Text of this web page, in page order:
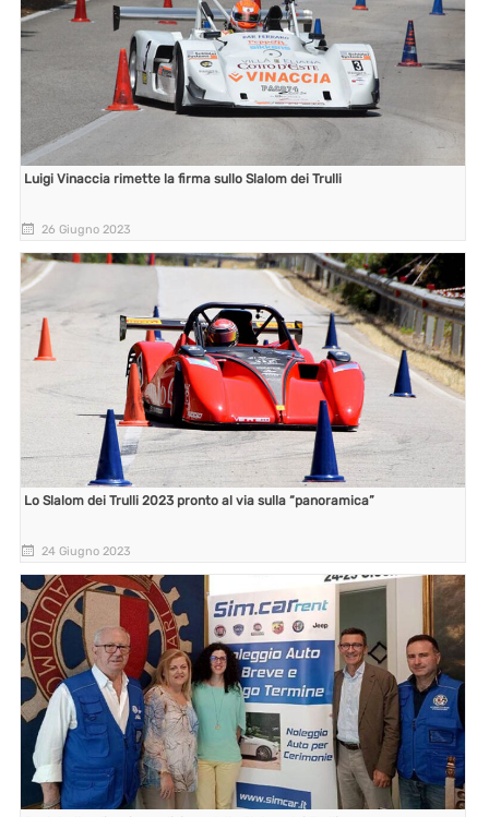
Luigi Vinaccia rimette la firma sullo Slalom dei Trulli
26 Giugno 2023
Lo Slalom dei Trulli 2023 pronto al via sulla “panoramica”
24 Giugno 2023